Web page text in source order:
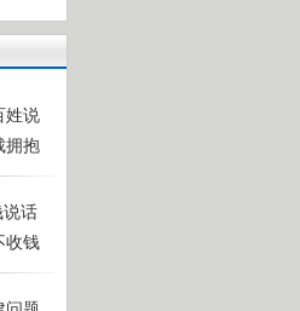
姓说
拥抱
说话
收钱